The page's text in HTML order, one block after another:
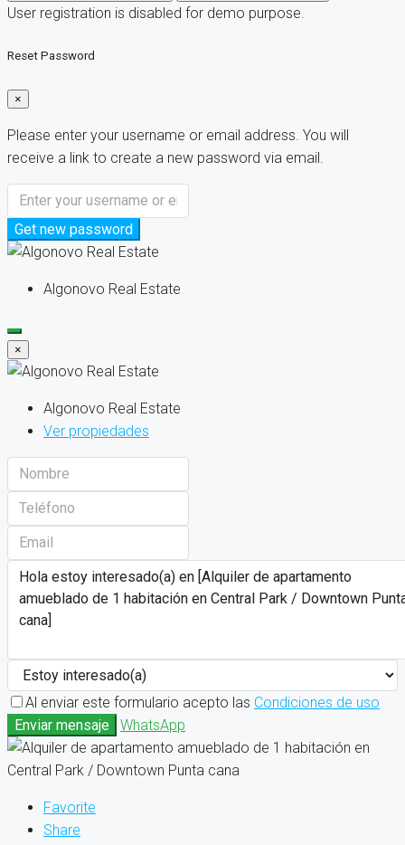
User registration is disabled for demo purpose.
Reset Password
×
Please enter your username or email address. You will
receive a link to create a new password via email.
Get new password
Algonovo Real Estate
×
Algonovo Real Estate
Ver propiedades
Al enviar este formulario acepto las Condiciones de uso
Enviar mensaje
WhatsApp
Favorite
Share